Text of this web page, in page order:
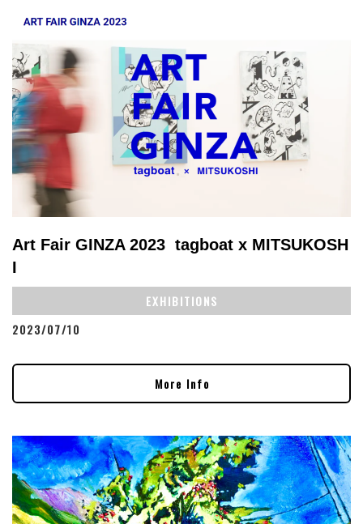
Art Fair GINZA 2023 tagboat x MITSUKOSH
I
EXHIBITIONS
2023/07/10
More Info